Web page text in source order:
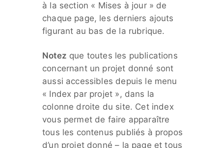
à la section « Mises à jour » de
chaque page, les derniers ajouts
figurant au bas de la rubrique.
Notez que toutes les publications
concernant un projet donné sont
aussi accessibles depuis le menu
« Index par projet », dans la
colonne droite du site. Cet index
vous permet de faire apparaître
tous les contenus publiés à propos
d’un projet donné – la page et tous